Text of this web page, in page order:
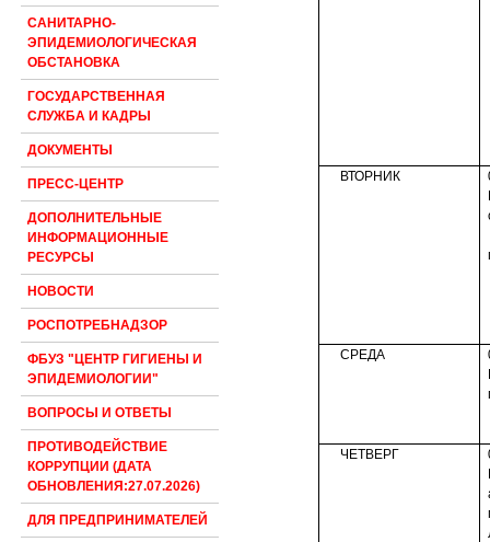
САНИТАРНО-
ЭПИДЕМИОЛОГИЧЕСКАЯ
ОБСТАНОВКА
ГОСУДАРСТВЕННАЯ
СЛУЖБА И КАДРЫ
ДОКУМЕНТЫ
ПРЕСС-ЦЕНТР
ДОПОЛНИТЕЛЬНЫЕ
ИНФОРМАЦИОННЫЕ
РЕСУРСЫ
НОВОСТИ
РОСПОТРЕБНАДЗОР
ФБУЗ "ЦЕНТР ГИГИЕНЫ И
ЭПИДЕМИОЛОГИИ"
ВОПРОСЫ И ОТВЕТЫ
ПРОТИВОДЕЙСТВИЕ
КОРРУПЦИИ (ДАТА
ОБНОВЛЕНИЯ:27.07.2026)
ДЛЯ ПРЕДПРИНИМАТЕЛЕЙ
ВТОРНИК
СРЕДА
ЧЕТВЕРГ